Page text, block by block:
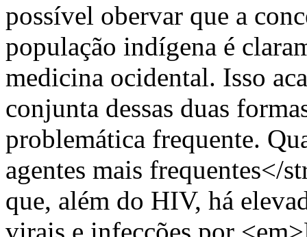
possível obervar que a
população indígena é
medicina ocidental. Isso
conjunta dessas duas
problemática frequente.
agentes mais frequentes</
que, além do HIV, há